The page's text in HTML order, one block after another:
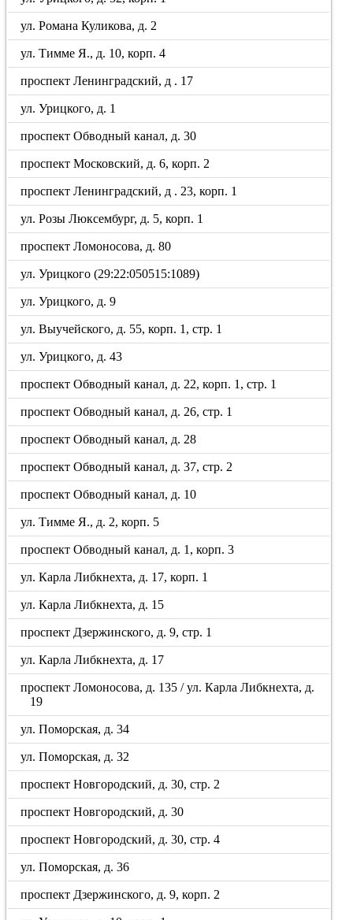
ул. Романа Куликова, д. 2
ул. Тимме Я., д. 10, корп. 4
проспект Ленинградский, д . 17
ул. Урицкого, д. 1
проспект Обводный канал, д. 30
проспект Московский, д. 6, корп. 2
проспект Ленинградский, д . 23, корп. 1
ул. Розы Люксембург, д. 5, корп. 1
проспект Ломоносова, д. 80
ул. Урицкого (29:22:050515:1089)
ул. Урицкого, д. 9
ул. Выучейского, д. 55, корп. 1, стр. 1
ул. Урицкого, д. 43
проспект Обводный канал, д. 22, корп. 1, стр. 1
проспект Обводный канал, д. 26, стр. 1
проспект Обводный канал, д. 28
проспект Обводный канал, д. 37, стр. 2
проспект Обводный канал, д. 10
ул. Тимме Я., д. 2, корп. 5
проспект Обводный канал, д. 1, корп. 3
ул. Карла Либкнехта, д. 17, корп. 1
ул. Карла Либкнехта, д. 15
проспект Дзержинского, д. 9, стр. 1
ул. Карла Либкнехта, д. 17
проспект Ломоносова, д. 135 / ул. Карла Либкнехта, д.
19
ул. Поморская, д. 34
ул. Поморская, д. 32
проспект Новгородский, д. 30, стр. 2
проспект Новгородский, д. 30
проспект Новгородский, д. 30, стр. 4
ул. Поморская, д. 36
проспект Дзержинского, д. 9, корп. 2